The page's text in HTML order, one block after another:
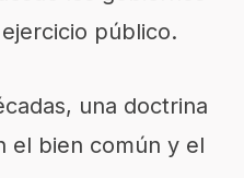
público.
una doctrina
el bien común y el